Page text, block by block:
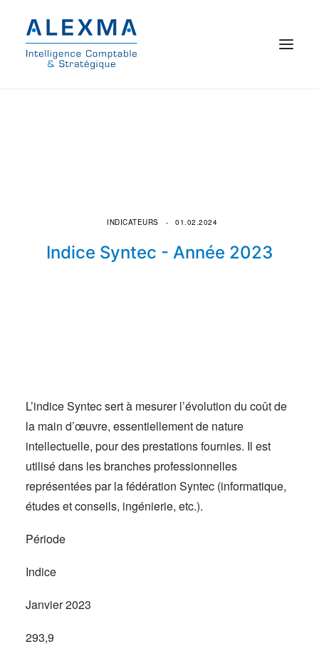
On parle de nous
© 2021 Alexma
Indice Syntec - Année 2023
01.02.2024
INDICATEURS
L’indice Syntec sert à mesurer l’évolution du coût de
la main d’œuvre, essentiellement de nature
intellectuelle, pour des prestations fournies. Il est
utilisé dans les branches professionnelles
représentées par la fédération Syntec (informatique,
études et conseils, ingénierie, etc.).
Période
Indice
Janvier 2023
293,9